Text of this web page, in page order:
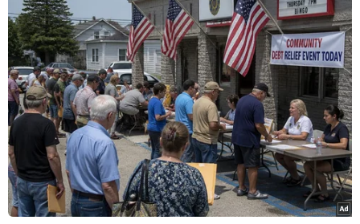
đánh bom đền Erawan năm 2015
TIN LIÊN QUAN